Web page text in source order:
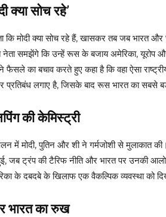
क्या सोच रहे’
कि मोदी क्या सोच रहे हैं, खासकर तब जब भारत
नेता समझेंगे कि उन्हें रूस के बजाय अमेरिका, यूरोप
का बचाव करते हुए कहा है कि वहा ऐसा
प्रतिबंध लगाए है, जिसके बाद रूस भारत का सबसे
की केमिस्ट्री
में मोदी, पुतिन और शी ने गर्मजोशी से मुलाकात
जब ट्रंप की टैरिफ नीति और भारत पर उनकी
के दबदबे के खिलाफ एक वैकल्पिक व्यवस्था को
भारत का रुख